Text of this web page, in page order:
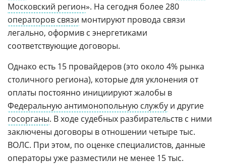
Московский регион». На сегодня более 280
операторов связи монтируют провода связи
легально, оформив с энергетиками
соответствующие договоры.
Однако есть 15 провайдеров (это около 4% рынка
столичного региона), которые для уклонения от
оплаты постоянно инициируют жалобы в
Федеральную антимонопольную службу и другие
госорганы. В ходе судебных разбирательств с ними
заключены договоры в отношении четыре тыс.
ВОЛС. При этом, по оценке специалистов, данные
операторы уже разместили не менее 15 тыс.